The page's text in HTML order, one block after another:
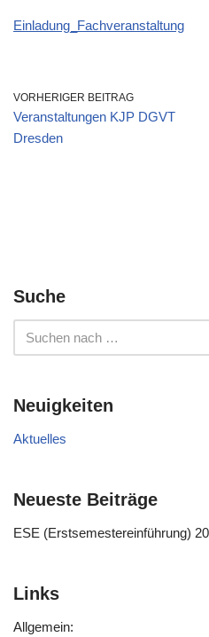
Einladung_Fachveranstaltung
VORHERIGER BEITRAG
Veranstaltungen KJP DGVT
Dresden
Suche
Neuigkeiten
Aktuelles
Neueste Beiträge
ESE (Erstsemestereinführung)
Links
Allgemein: